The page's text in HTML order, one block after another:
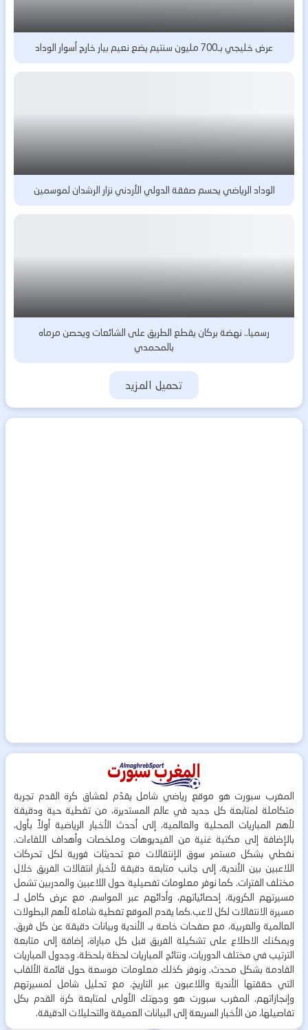
عرض خليجي بـ700 مليون سنتيم يضع نعيم بيار خارج أسوار الوداد
الوداد الرياضي يحسم صفقة الدولي الأردني نزار الرشدان لموسمين
رسميا.. نهضة بركان يقطع الطريق على الشائعات ويحصن مرماه
بالمحمدي
تحميل المزيد
المغرب سبورت هو موقع رياضي شامل يقدّم لعشاق كرة القدم تجربة
متكاملة لمتابعة كل جديد في عالم المستديرة، من تغطية حية ودقيقة
لأهم المباريات المحلية والعالمية، إلى أحدث الأخبار الرياضية أولاً بأول،
بالإضافة إلى مكتبة غنية من الفيديوهات وملخصات وأهداف اللقاءات.
نغطي بشكل مستمر سوق الإنتقالات مع تحديثات فورية لكل تحركات
اللاعبين بين الأندية، إلى جانب متابعة دقيقة لأخبار انتقالات الفريق خلال
مختلف الفترات. كما نوفر معلومات تفصيلية حول اللاعبين والمدربين تشمل
مسيرتهم الكروية، إحصائياتهم، وأدائهم عبر المواسم، مع عرض كامل لـ
مسيرة الانتقالات لكل لاعب.كما يقدم الموقع تغطية شاملة لأهم البطولات
العالمية والعربية، مع صفحات خاصة بـ الأندية وبيانات دقيقة عن كل فريق.
ويمكنك الاطلاع على تشكيلة الفريق قبل كل مباراة، إضافة إلى متابعة
الترتيب في مختلف الدوريات، ونتائج المباريات لحظة بلحظة، وجدول المباريات
القادمة بشكل محدث. ونوفر كذلك معلومات موسعة حول قائمة الألقاب
التي حققتها الأندية واللاعبون عبر التاريخ، مع تحليل شامل لمسيرتهم
وإنجازاتهم. المغرب سبورت هو وجهتك الأولى لمتابعة كرة القدم بكل
تفاصيلها، من الأخبار السريعة إلى البيانات العميقة والتحليلات الدقيقة.